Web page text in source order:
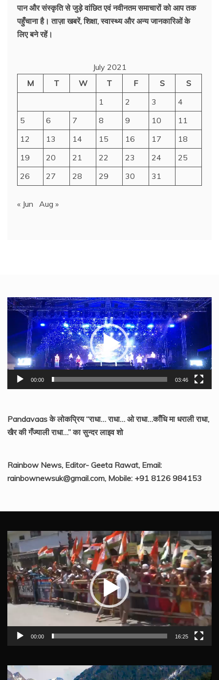
पान और संस्कृति से जुड़े वांछित एवं नवीनतम समाचारों को आप तक
पहुँचाना है। ताज़ा खबरें, शिक्षा, स्वास्थ्य और अन्य जानकारिओं के
लिए बने रहें।
July 2021
M
T W T F S
S
1
2 3
4
5
6 7 8 9 10
11
12
13 14 15 16 17
18
19
20 21 22 23 24
25
26
27 28 29 30 31
« Jun Aug »
Video
Player
00:00 03:46
Pandavaas के लोकप्रिय “राधा… राधा… ओ राधा…काँधि मा धराली राधा,
खैर की गँज्याली राधा…” का सुन्दर लाइव शो
Rainbow News, Editor- Geeta Rawat, Email:
rainbownewsuk@gmail.com, Mobile: +91 8126 984153
Video
Player
00:00 16:25
Video